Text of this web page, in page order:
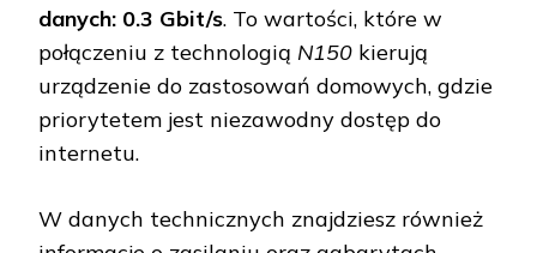
danych: 0.3 Gbit/s. To wartości, które w
połączeniu z technologią N150 kierują
urządzenie do zastosowań domowych, gdzie
priorytetem jest niezawodny dostęp do
internetu.
W danych technicznych znajdziesz również